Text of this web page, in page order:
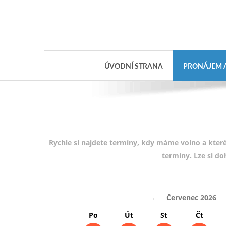
ÚVODNÍ STRANA PRONÁJEM
Rychle si najdete termíny, kdy máme volno a
termíny. Lze si
← Červenec 2026
Po
Út St Čt
poukazu